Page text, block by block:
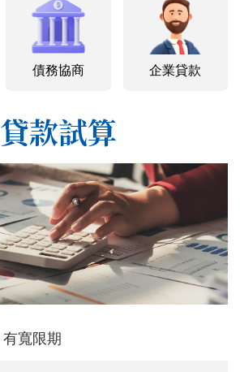
債務協商 企業貸款
貸款試算
有寬限期